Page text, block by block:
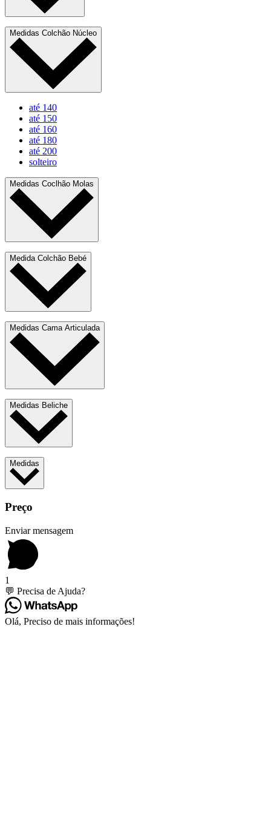
Medidas Colchão Núcleo
até 140
até 150
até 160
até 180
até 200
solteiro
Medidas Coclhão Molas
Medida Colchão Bebé
Medidas Cama Articulada
Medidas Beliche
Medidas
Preço
Enviar mensagem
1
💬 Precisa de Ajuda?
Olá, Preciso de mais informações!